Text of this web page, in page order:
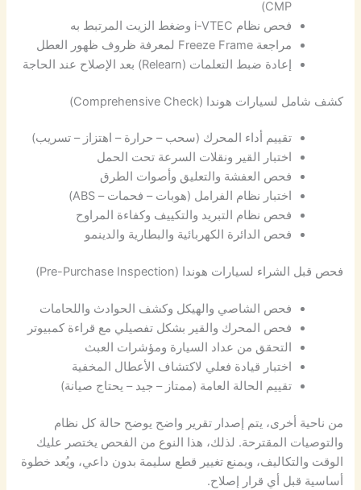
CMP)
فحص نظام i-VTEC وضغط الزيت المرتبط به
مراجعة Freeze Frame لمعرفة ظروف ظهور العطل
إعادة ضبط التعلمات (Relearn) بعد الإصلاح عند الحاجة
كشف شامل لسيارات هوندا (Comprehensive Check)
تقييم أداء المحرك (سحب – حرارة – اهتزاز – تسريب)
اختبار القير ونقلات السرعة تحت الحمل
فحص العفشة والتعليق وأصوات الطرق
اختبار نظام الفرامل (هوبات – فحمات – ABS)
فحص نظام التبريد والتكييف وكفاءة المراوح
فحص الدائرة الكهربائية والبطارية والدينمو
فحص قبل الشراء لسيارات هوندا (Pre-Purchase Inspection)
فحص الشاصي والهيكل وكشف الحوادث واللحامات
فحص المحرك والقير بشكل تفصيلي مع قراءة كمبيوتر
التحقق من عداد السيارة ومؤشرات العبث
اختبار قيادة فعلي لاكتشاف الأعطال المخفية
تقييم الحالة العامة (ممتاز – جيد – يحتاج صيانة)
من ناحية أخرى، يتم إصدار تقرير واضح يوضح حالة كل نظام
والتوصيات المقترحة. لذلك، هذا النوع من الفحص يختصر عليك
الوقت والتكاليف، ويمنع تغيير قطع سليمة بدون داعي، ويُعد خطوة
أساسية قبل أي قرار إصلاح.